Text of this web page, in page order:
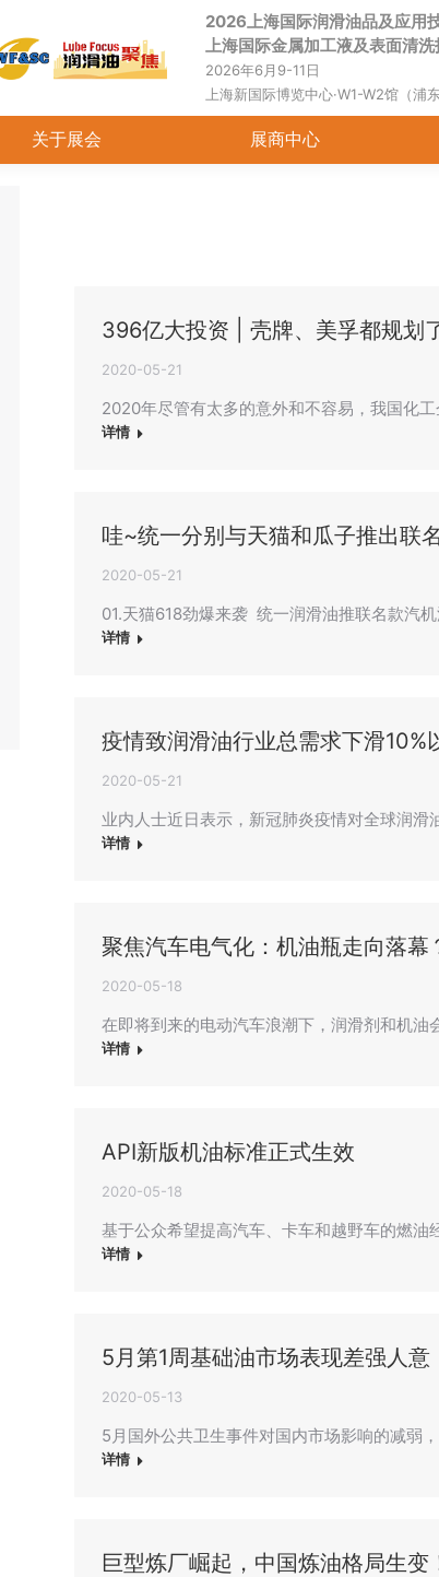
2026上海国际润滑油品及应用
上海国际金属加工液及表面清
2026年6月9-11日
上海新国际博览中心·W1-W2馆（浦
关于展会 展商中心
396亿大投资 | 壳牌、美孚都规划
2020-05-21
2020年尽管有太多的意外和不容易，我国化
详情
哇~统一分别与天猫和瓜子推出联
2020-05-21
01.天猫618劲爆来袭 统一润滑油推联名款汽
详情
疫情致润滑油行业总需求下滑10%
2020-05-21
业内人士近日表示，新冠肺炎疫情对全球润
详情
聚焦汽车电气化：机油瓶走向落幕
2020-05-18
在即将到来的电动汽车浪潮下，润滑剂和机
详情
API新版机油标准正式生效
2020-05-18
基于公众希望提高汽车、卡车和越野车的燃
详情
5月第1周基础油市场表现差强人意
2020-05-13
5月国外公共卫生事件对国内市场影响的减弱
详情
巨型炼厂崛起，中国炼油格局生变
首页 关于展会